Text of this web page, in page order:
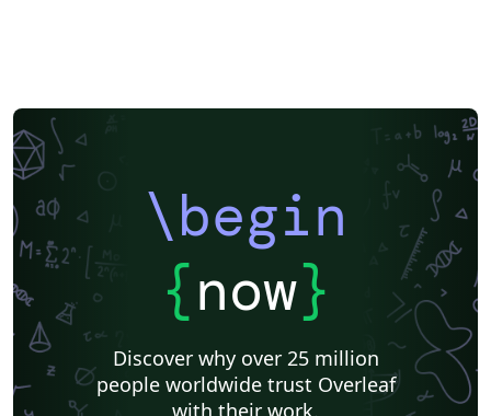
\begin
{now}
Discover why over 25 million
people worldwide trust Overleaf